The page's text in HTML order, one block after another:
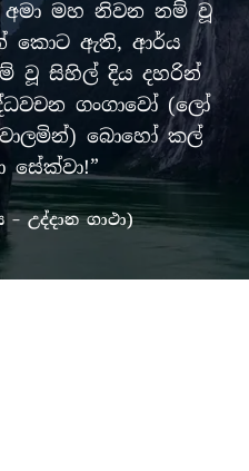
අමා මහ නිවන නම් වූ
කොට ඇති, ආර්ය
වූ සිහිල් දිය දහරින්
ගංගාවෝ (ලෝ
බොහෝ කල්
සේක්වා!”
උද්දාන ගාථා)